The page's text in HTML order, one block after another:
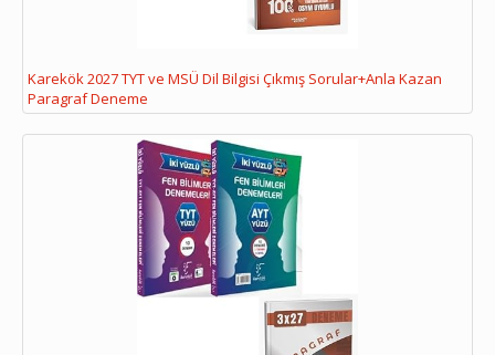
Karekök 2027 TYT ve MSÜ Dil Bilgisi Çıkmış Sorular+Anla Kazan
Paragraf Deneme